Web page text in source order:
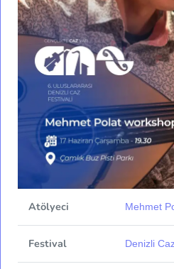
Atölyeci Mehmet
Festival Denizli